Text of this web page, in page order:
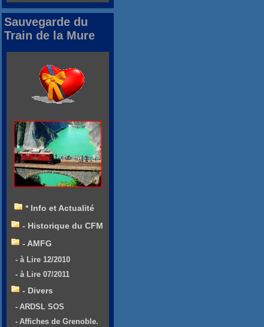
Sauvegarde du
Train de la Mure
* Info et Actualité
- Historique du CFM
- AMFG
- à Lire 12/2010
- à Lire 07/2011
- Divers
- ARDSL SOS
- Affiches de Grenoble.